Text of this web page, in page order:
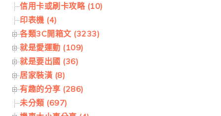
信用卡或刷卡攻略 (10)
印表機 (4)
各類3C開箱文 (3233)
就是愛運動 (109)
就是要出國 (36)
居家裝潢 (8)
有趣的分享 (286)
未分類 (697)